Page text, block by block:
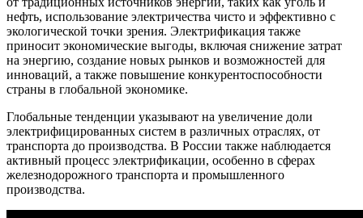
нефть, использование электричества чисто и эффективно с
экологической точки зрения. Электрификация также
приносит экономические выгоды, включая снижение затрат
на энергию, создание новых рынков и возможностей для
инноваций, а также повышение конкурентоспособности
страны в глобальной экономике.
Глобальные тенденции указывают на увеличение доли
электрифицированных систем в различных отраслях, от
транспорта до производства. В России также наблюдается
активный процесс электрификации, особенно в сферах
железнодорожного транспорта и промышленного
производства.